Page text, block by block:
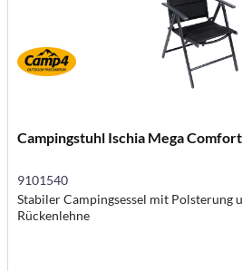
Campingstuhl Ischia Mega
9101540
Stabiler Campingsessel mit Polsterung
Rückenlehne